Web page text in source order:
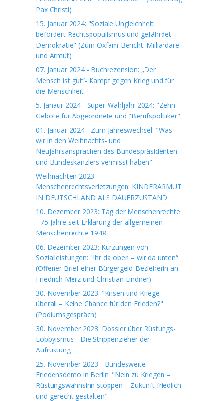
Pax Christi)
15. Januar 2024: "Soziale Ungleichheit
befördert Rechtspopulismus und gefährdet
Demokratie" (Zum Oxfam-Bericht: Milliardäre
und Armut)
07. Januar 2024 - Buchrezension: „Der
Mensch ist gut“- Kampf gegen Krieg und für
die Menschheit
5. Janaur 2024 - Super-Wahljahr 2024: "Zehn
Gebote für Abgeordnete und "Berufspolitiker"
01. Januar 2024 - Zum Jahreswechsel: "Was
wir in den Weihnachts- und
Neujahrsansprachen des Bundespräsidenten
und Bundeskanzlers vermisst haben"
Weihnachten 2023 -
Menschenrechtsverletzungen: KINDERARMUT
IN DEUTSCHLAND ALS DAUERZUSTAND
10. Dezember 2023: Tag der Menschenrechte
- 75 Jahre seit Erklärung der allgemeinen
Menschenrechte 1948
06. Dezember 2023: Kürzungen von
Sozialleistungen: "Ihr da oben – wir da unten“
(Offener Brief einer Bürgergeld-Bezieherin an
Friedrich Merz und Christian Lindner)
30. November 2023: "Krisen und Kriege
überall – Keine Chance für den Frieden?"
(Podiumsgespräch)
30. November 2023: Dossier über Rüstungs-
Lobbyismus - Die Strippenzieher der
Aufrüstung
25. November 2023 - Bundesweite
Friedensdemo in Berlin: "Nein zu Kriegen –
Rüstungswahnsinn stoppen – Zukunft friedlich
und gerecht gestalten"